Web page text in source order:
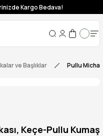
Kargo Bedava!
ve Başlıklar Pullu
Keçe-Pullu Kumaş